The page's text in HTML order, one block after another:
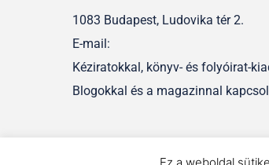
1083 Budapest, Ludovika tér 2.
E-mail:
Kéziratokkal, könyv- és folyóirat-
Blogokkal és a magazinnal